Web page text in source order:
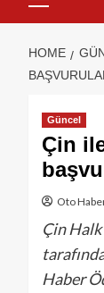
HOME
Güncel
Çin
Oto
Çin
Haber